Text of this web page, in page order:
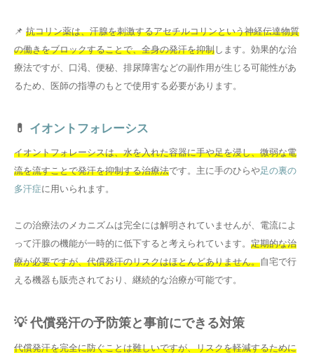
📌 抗コリン薬は、汗腺を刺激するアセチルコリンという神経伝達物質
の働きをブロックすることで、全身の発汗を抑制 します。効果的な治
療法ですが、口渇、便秘、排尿障害などの副作用が生じる可能性があ
るため、医師の指導のもとで使用する必要があります。
💊 イオントフォレーシス
イオントフォレーシスは、水を入れた容器に手や足を浸し、微弱な電
流を流すことで発汗を抑制する治療法です。主に手のひらや足の裏の
多汗症に用いられます。
この治療法のメカニズムは完全には解明されていませんが、電流によ
って汗腺の機能が一時的に低下すると考えられています。 定期的な治
療が必要ですが、代償発汗のリスクはほとんどありません。自宅で行
える機器も販売されており、継続的な治療が可能です。
💡 代償発汗の予防策と事前にできる対策
代償発汗を完全に防ぐことは難しいですが、リスクを軽減するために